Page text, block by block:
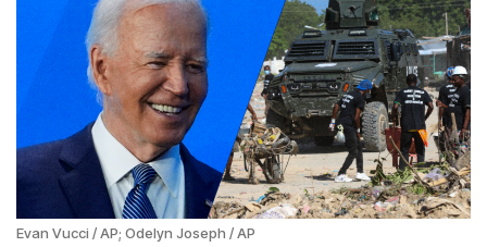
Evan Vucci / AP; Odelyn Joseph / AP